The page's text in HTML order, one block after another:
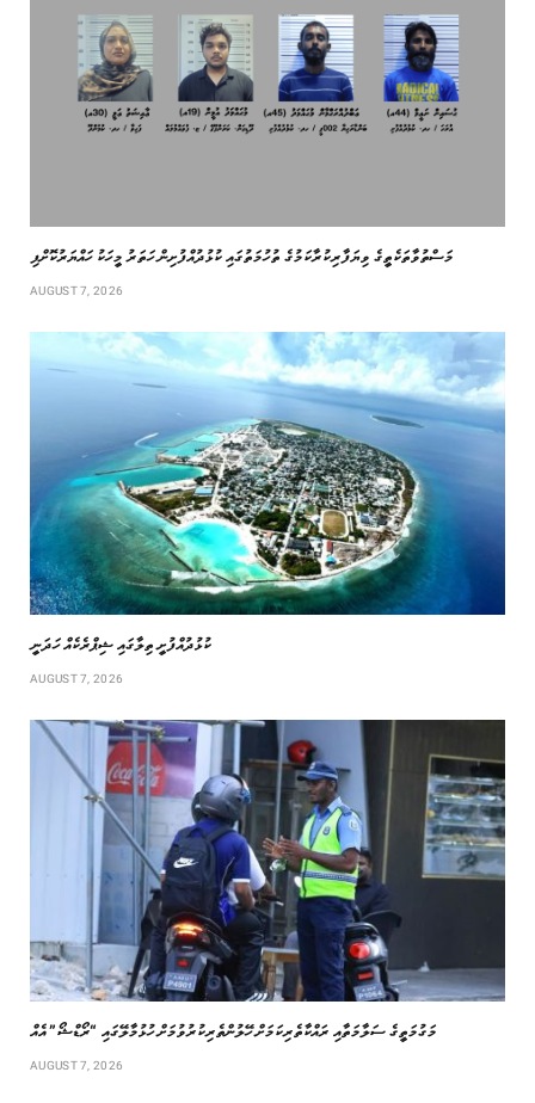
މަސްތުވާތަކެތީގެ ވިޔަފާރިކުރާކަމުގެ ތުހުމަތުގައި ކުޅުދުއްފުށިން ހަތަރު މީހަކު ހައްޔަރުކޮށްފި
AUGUST 7, 2026
ކުޅުދުއްފުށީ ތިލާގައި ޝިޕްރެކެއް ހަދަނީ
AUGUST 7, 2026
މަގުމަތީގެ ސަލާމަތާއި ރައްކާތެރިކަމަށް ހޭލުންތެރިކުރުވުމަށް ހުޅުމާލޭގައި “ރޯޑްޝޯ” އެއް
AUGUST 7, 2026